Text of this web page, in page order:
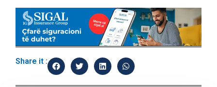
Share it :